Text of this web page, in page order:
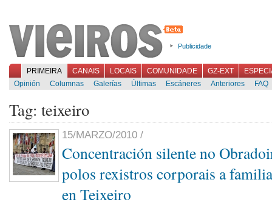
Publicidade
PRIMEIRA CANAIS LOCAIS COMUNIDADE GZ-EXT
Opinión
Columnas Galerías Últimas Escáneres Anteriores FAQ
Tag: teixeiro
15/MARZO/2010 /
Concentración silente no
polos rexistros corporais a
en Teixeiro